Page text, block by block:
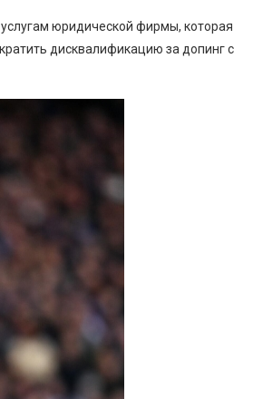
юридической фирмы, которая
дисквалификацию за допинг с